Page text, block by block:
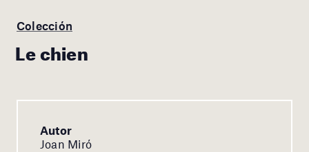
Colección
Le chien
Autor
Joan Miró